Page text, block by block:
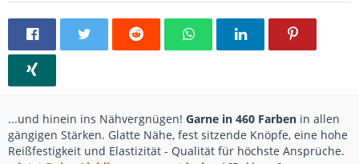
...und hinein ins Nähvergnügen! Garne in 460 Farben in allen
gängigen Stärken. Glatte Nähe, fest sitzende Knöpfe, eine hohe
Reißfestigkeit und Elastizität - Qualität für höchste Ansprüche.